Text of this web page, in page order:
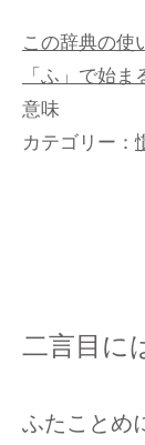
この辞典の使
「ふ」で始ま
意味
カテゴリー：
二言目に
ふたことめ